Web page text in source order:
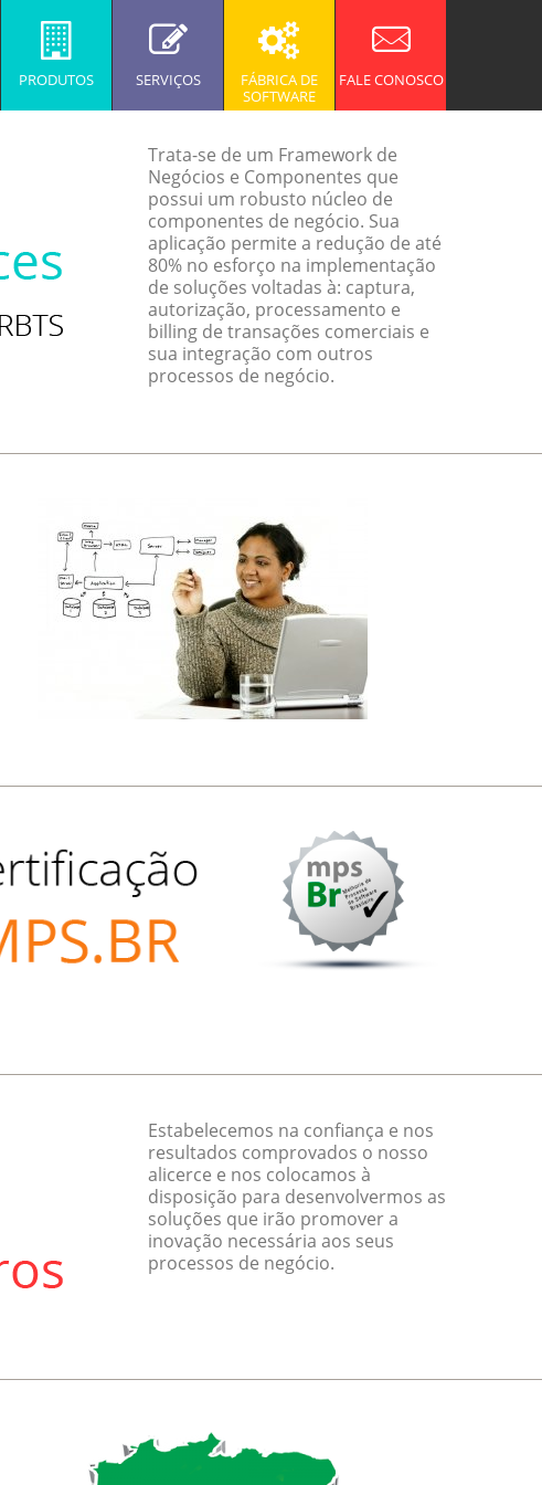
PRODUTOS SERVIÇOS
FÁBRICA DE
SOFTWARE
FALE CONOSCO
Trata-se de um Framework de
Negócios e Componentes que
possui um robusto núcleo de
componentes de negócio. Sua
aplicação permite a redução de até
80% no esforço na implementação
de soluções voltadas à: captura,
autorização, processamento e
billing de transações comerciais e
sua integração com outros
processos de negócio.
Estabelecemos na confiança e nos
resultados comprovados o nosso
alicerce e nos colocamos à
disposição para desenvolvermos as
soluções que irão promover a
inovação necessária aos seus
processos de negócio.